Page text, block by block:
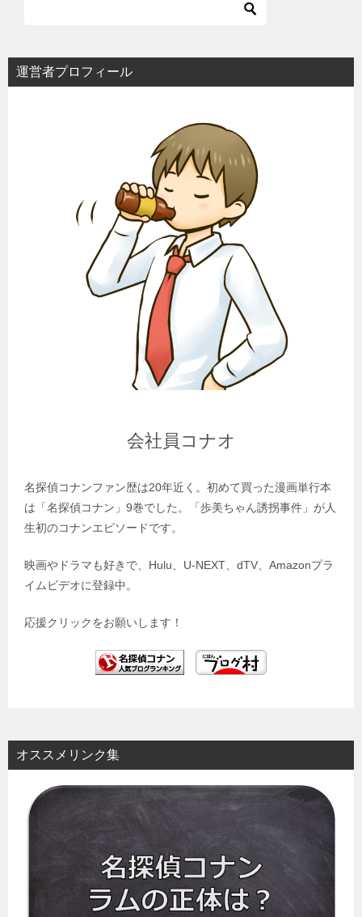
運営者プロフィール
会社員コナオ
名探偵コナンファン歴は20年近く。初めて買った漫画単行本
は「名探偵コナン」9巻でした。「歩美ちゃん誘拐事件」が人
生初のコナンエピソードです。
映画やドラマも好きで、Hulu、U-NEXT、dTV、Amazonプラ
イムビデオに登録中。
応援クリックをお願いします！
オススメリンク集